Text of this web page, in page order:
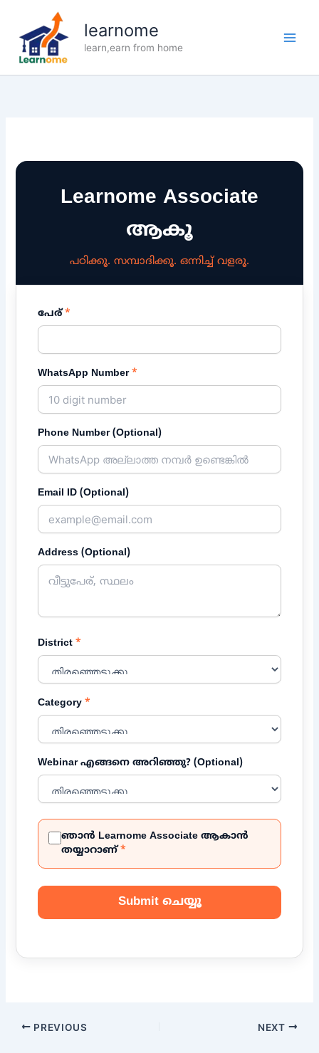
content
learnome
learn,earn from home
Learnome Associate
ആകൂ
പഠിക്കൂ. സമ്പാദിക്കൂ. ഒന്നിച്ച് വളരൂ.
പേര്*
WhatsApp Number*
Phone Number (Optional)
Email ID (Optional)
Address (Optional)
District*
Category*
Webinar എങ്ങനെ അറിഞ്ഞു? (Optional)
ഞാൻ Learnome Associate ആകാൻ
തയ്യാറാണ്*
Submit ചെയ്യൂ
PREVIOUS NEXT